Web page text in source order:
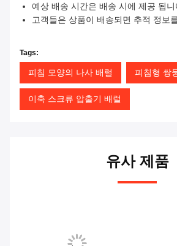
예상 배송 시간은 배송 시에 제공 됩니
고객들은 상품이 배송되면 추적 정보
Tags:
피침 모양의 나사 배럴 피침형 쌍
이축 스크류 압출기 배럴
유사 제품